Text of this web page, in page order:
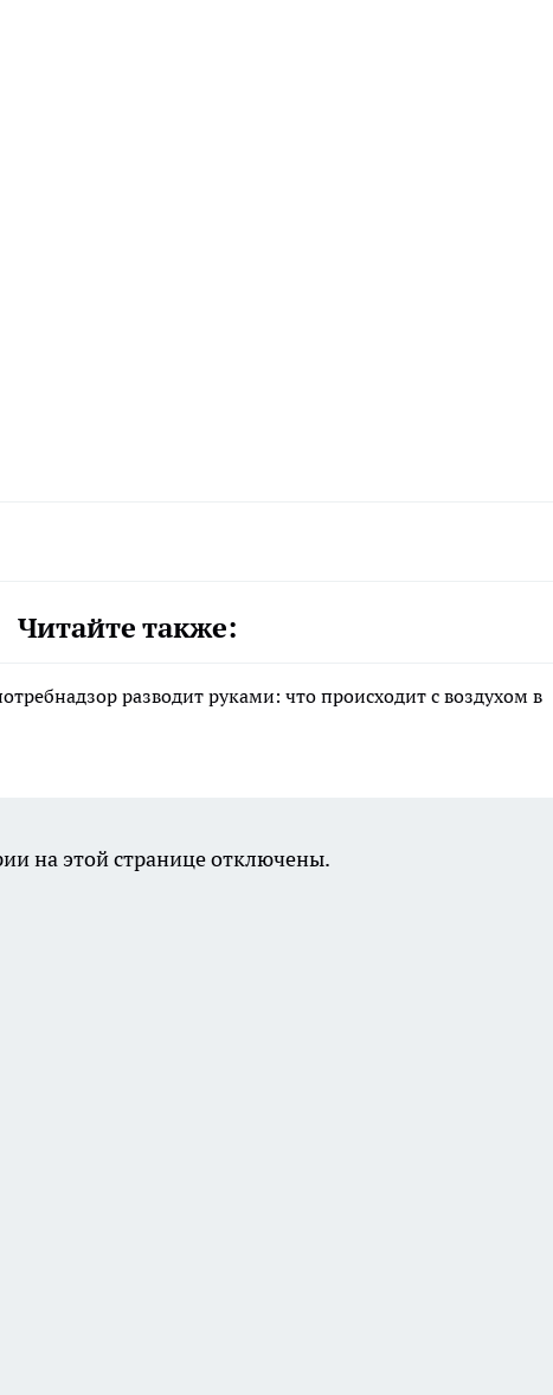
Читайте также:
разводит руками: что происходит с воздухом в
на этой странице отключены.